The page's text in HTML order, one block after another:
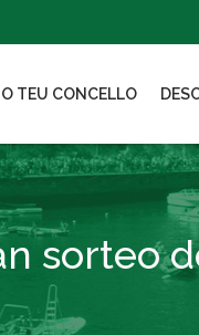
O TEU CONCELLO
sorteo